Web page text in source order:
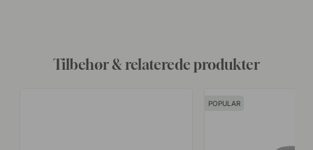
Tilbehør & relaterede produkter
POPULAR